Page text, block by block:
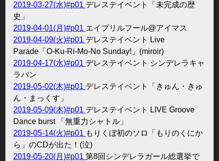
2019-03-27(水)#p01 デレステイベント「未完成の歴
史」
2019-04-01(月)#p01 エイプリルフール@アイマス
2019-04-09(火)#p01 デレステイベント Live
Parade「O-Ku-Ri-Mo-No Sunday!」(miroir)
2019-04-17(水)#p01 デレステイベント シンデレラキャ
ラバン
2019-05-02(木)#p01 デレステイベント「きゅん・きゅ
ん・まっくす」
2019-05-09(木)#p01 デレステイベント LIVE Groove
Dance burst 「無重力シャトル」
2019-05-14(火)#p01 もりくぼ初のソロ「もりのくにか
ら」のCDが出た！(泣)
2019-05-20(月)#p01第8回シンデレラガール総選挙で